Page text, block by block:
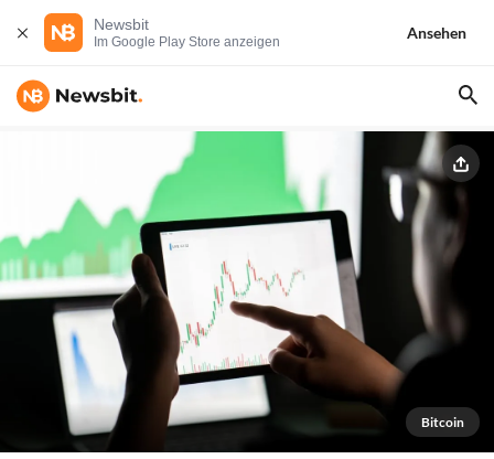
Newsbit
Im Google Play Store anzeigen
Ansehen
Bitcoin